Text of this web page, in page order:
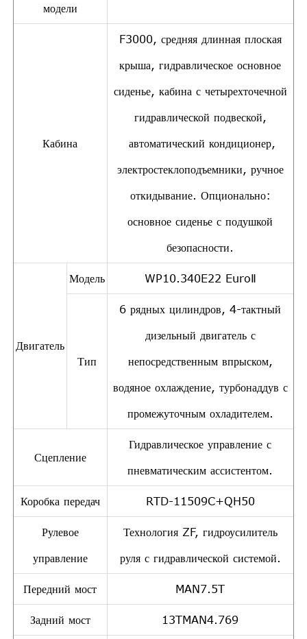
модели
Кабина
F3000, средняя длинная плоская
крыша, гидравлическое основное
сиденье, кабина с четырехточечной
гидравлической подвеской,
автоматический кондиционер,
электростеклоподъемники, ручное
откидывание. Опционально:
основное сиденье с подушкой
безопасности.
Двигатель
Модель WP10.340E22 EuroⅡ
Тип
6 рядных цилиндров, 4-тактный
дизельный двигатель с
непосредственным впрыском,
водяное охлаждение, турбонаддув с
промежуточным охладителем.
Сцепление
Гидравлическое управление с
пневматическим ассистентом.
Коробка передач RTD-11509C+QH50
Рулевое
управление
Технология ZF, гидроусилитель
руля с гидравлической системой.
Передний мост MAN7.5T
Задний мост 13TMAN4.769